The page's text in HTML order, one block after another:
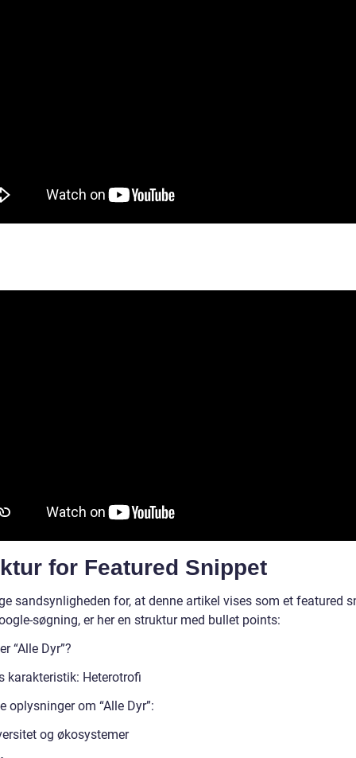
for Featured Snippet
sandsynligheden for, at denne artikel vises som et featured
søgning, er her en struktur med bullet points:
“Alle Dyr”?
karakteristik: Heterotrofi
oplysninger om “Alle Dyr”:
og økosystemer